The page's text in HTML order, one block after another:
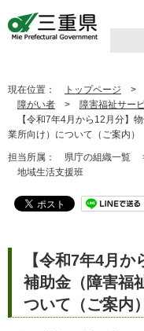
現在位置： トップページ >
障がい者 > 障害福祉サー
【令和7年4月から12月分】
業所向け）について（ご案内）
担当所属： 県庁の組織一覧
地域生活支援班
【令和7年4月
補助金（障害福
ついて（ご案内）